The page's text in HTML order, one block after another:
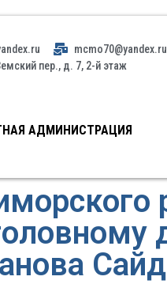
mcmo70@yandex.ru
пер., д. 7, 2-й этаж
АДМИНИСТРАЦИЯ